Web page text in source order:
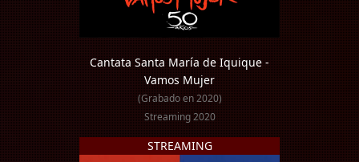
Cantata Santa María de Iquique -
Vamos Mujer
(Grabado en 2020)
Streaming 2020
STREAMING